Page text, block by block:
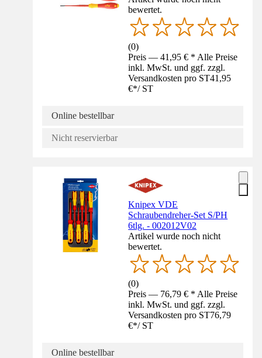
bewertet.
(0)
Preis — 41,95 € * Alle Preise
inkl. MwSt. und ggf. zzgl.
Versandkosten pro ST41,95
€*/ ST
Online bestellbar
Nicht reservierbar
Knipex VDE
Schraubendreher-Set S/PH
6tlg. - 002012V02
Artikel wurde noch nicht
bewertet.
(0)
Preis — 76,79 € * Alle Preise
inkl. MwSt. und ggf. zzgl.
Versandkosten pro ST76,79
€*/ ST
Online bestellbar